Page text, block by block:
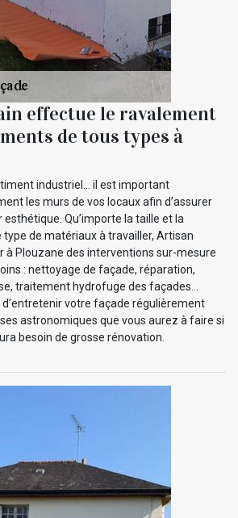
effectue le ravalement
de tous types à
industriel… il est important
les murs de vos locaux afin d’assurer
esthétique. Qu’importe la taille et la
type de matériaux à travailler, Artisan
à Plouzane des interventions sur-mesure
: nettoyage de façade, réparation,
traitement hydrofuge des façades…
d’entretenir votre façade régulièrement
astronomiques que vous aurez à faire si
besoin de grosse rénovation.